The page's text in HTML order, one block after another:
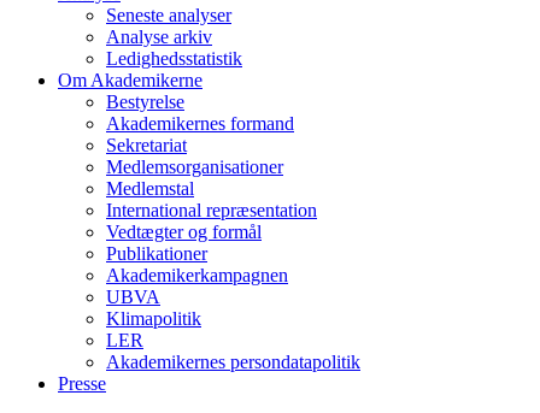
Seneste analyser
Analyse arkiv
Ledighedsstatistik
Om Akademikerne
Bestyrelse
Akademikernes formand
Sekretariat
Medlemsorganisationer
Medlemstal
International repræsentation
Vedtægter og formål
Publikationer
Akademikerkampagnen
UBVA
Klimapolitik
LER
Akademikernes persondatapolitik
Presse